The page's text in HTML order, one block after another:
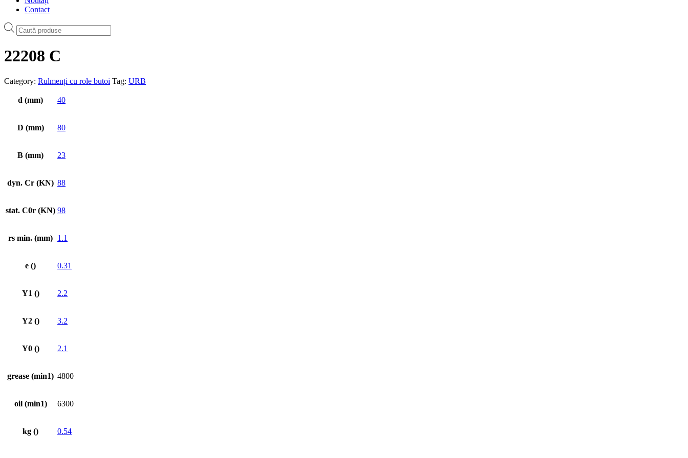
Contact
Products
search
22208 C
Category: Rulmenți cu role butoi Tag: URB
d (mm) 40
D (mm) 80
B (mm) 23
dyn. Cr (KN) 88
stat. C0r (KN) 98
rs min. (mm) 1.1
e () 0.31
Y1 () 2.2
Y2 () 3.2
Y0 () 2.1
grease (min1) 4800
oil (min1) 6300
kg () 0.54